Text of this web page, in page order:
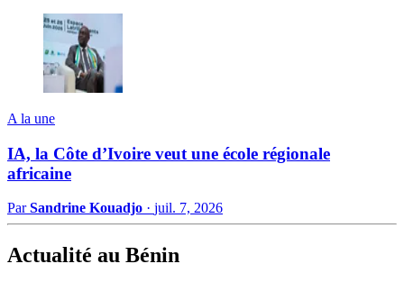
A la une
IA, la Côte d’Ivoire veut une école régionale
africaine
ParSandrine Kouadjo · juil. 7, 2026
Actualité au Bénin